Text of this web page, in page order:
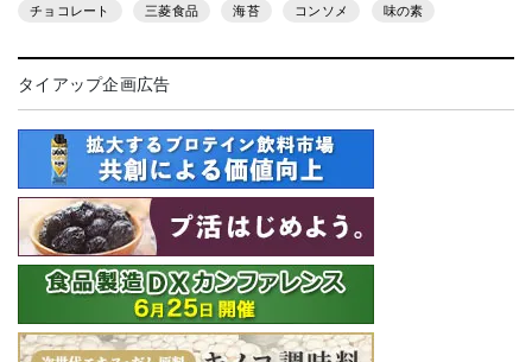
チョコレート 三菱食品 海苔 コンソメ 味の素
タイアップ企画広告